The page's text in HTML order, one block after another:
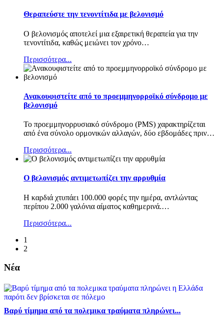
Θεραπεύστε την τενοντίτιδα με βελονισμό
Ο βελονισμός αποτελεί μια εξαιρετική θεραπεία για την
τενοντίτιδα, καθώς μειώνει τον χρόνο…
Περισσότερα...
Ανακουφιστείτε από το προεμμηνορροϊκό σύνδρομο με
βελονισμό
Το προεμμηνορρυσιακό σύνδρομο (PMS) χαρακτηρίζεται
από ένα σύνολο ορμονικών αλλαγών, δύο εβδομάδες πριν…
Περισσότερα...
Ο βελονισμός αντιμετωπίζει την αρρυθμία
Η καρδιά χτυπάει 100.000 φορές την ημέρα, αντλώντας
περίπου 2.000 γαλόνια αίματος καθημερινά.…
Περισσότερα...
1
2
Νέα
Βαρύ τίμημα από τα πολεμικα τραύματα πληρώνει...